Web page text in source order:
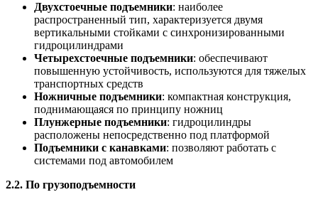
Двухстоечные подъемники: наиболее
распространенный тип, характеризуется двумя
вертикальными стойками с синхронизированными
гидроцилиндрами
Четырехстоечные подъемники: обеспечивают
повышенную устойчивость, используются для тяжелых
транспортных средств
Ножничные подъемники: компактная конструкция,
поднимающаяся по принципу ножниц
Плунжерные подъемники: гидроцилиндры
расположены непосредственно под платформой
Подъемники с канавками: позволяют работать с
системами под автомобилем
2.2. По грузоподъемности